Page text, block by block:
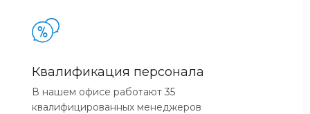
Квалификация персонала
В нашем офисе работают 35
квалифицированных менеджеров